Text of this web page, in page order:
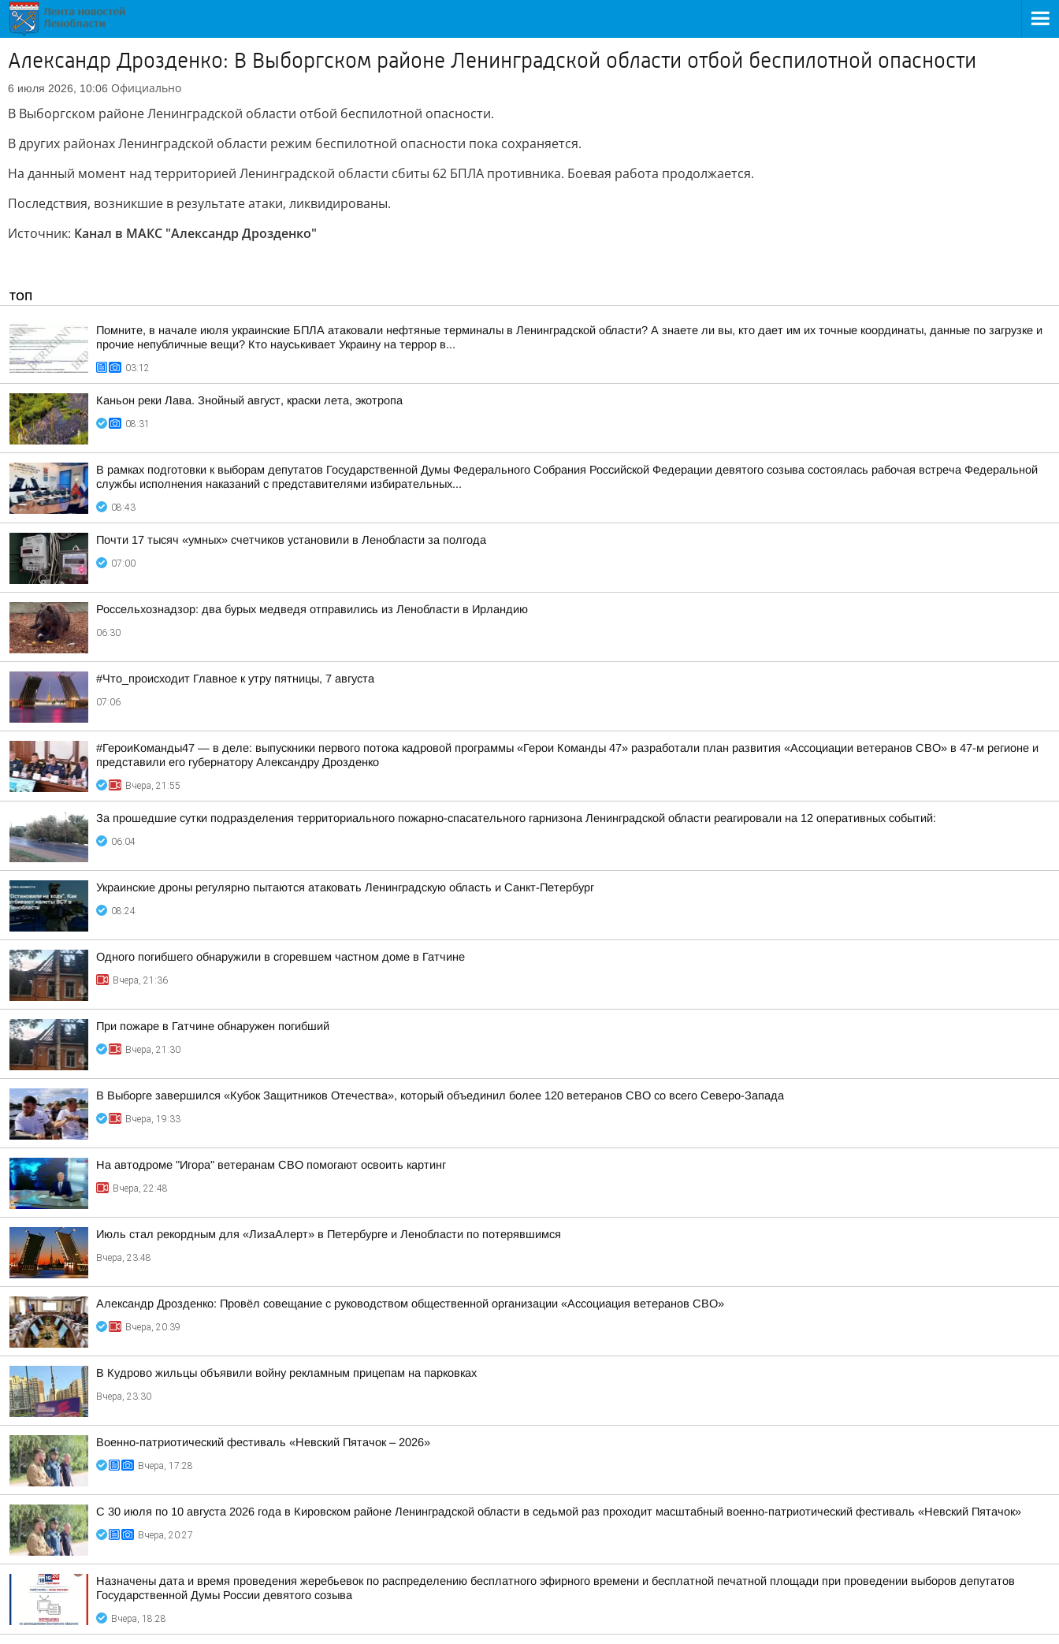
Александр Дрозденко: В Выборгском районе Ленинградской области отбой беспилотной опасности
6 июля 2026, 10:06 Официально
В Выборгском районе Ленинградской области отбой беспилотной опасности.
В других районах Ленинградской области режим беспилотной опасности пока сохраняется.
На данный момент над территорией Ленинградской области сбиты 62 БПЛА противника. Боевая работа продолжается.
Последствия, возникшие в результате атаки, ликвидированы.
Источник: Канал в МАКС "Александр Дрозденко"
ТОП
Помните, в начале июля украинские БПЛА атаковали нефтяные терминалы в Ленинградской области? А знаете ли вы, кто дает им их точные координаты, данные по загрузке и
прочие непубличные вещи? Кто науськивает Украину на террор в...
03:12
Каньон реки Лава. Знойный август, краски лета, экотропа
08:31
В рамках подготовки к выборам депутатов Государственной Думы Федерального Собрания Российской Федерации девятого созыва состоялась рабочая встреча Федеральной
службы исполнения наказаний с представителями избирательных...
08:43
Почти 17 тысяч «умных» счетчиков установили в Ленобласти за полгода
07:00
Россельхознадзор: два бурых медведя отправились из Ленобласти в Ирландию
06:30
#Что_происходит Главное к утру пятницы, 7 августа
07:06
#ГероиКоманды47 — в деле: выпускники первого потока кадровой программы «Герои Команды 47» разработали план развития «Ассоциации ветеранов СВО» в 47-м регионе и
представили его губернатору Александру Дрозденко
Вчера, 21:55
За прошедшие сутки подразделения территориального пожарно-спасательного гарнизона Ленинградской области реагировали на 12 оперативных событий:
06:04
Украинские дроны регулярно пытаются атаковать Ленинградскую область и Санкт-Петербург
08:24
Одного погибшего обнаружили в сгоревшем частном доме в Гатчине
Вчера, 21:36
При пожаре в Гатчине обнаружен погибший
Вчера, 21:30
В Выборге завершился «Кубок Защитников Отечества», который объединил более 120 ветеранов СВО со всего Северо-Запада
Вчера, 19:33
На автодроме "Игора" ветеранам СВО помогают освоить картинг
Вчера, 22:48
Июль стал рекордным для «ЛизаАлерт» в Петербурге и Ленобласти по потерявшимся
Вчера, 23:48
Александр Дрозденко: Провёл совещание с руководством общественной организации «Ассоциация ветеранов СВО»
Вчера, 20:39
В Кудрово жильцы объявили войну рекламным прицепам на парковках
Вчера, 23:30
Военно-патриотический фестиваль «Невский Пятачок – 2026»
Вчера, 17:28
С 30 июля по 10 августа 2026 года в Кировском районе Ленинградской области в седьмой раз проходит масштабный военно-патриотический фестиваль «Невский Пятачок»
Вчера, 20:27
Назначены дата и время проведения жеребьевок по распределению бесплатного эфирного времени и бесплатной печатной площади при проведении выборов депутатов
Государственной Думы России девятого созыва
Вчера, 18:28